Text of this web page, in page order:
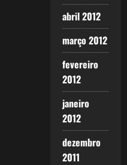
abril 2012
março 2012
fevereiro
2012
janeiro
2012
dezembro
2011